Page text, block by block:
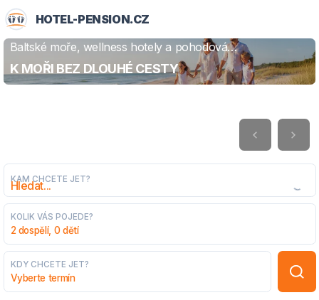
HOTEL-PENSION.CZ
Baltské moře, wellness hotely a pohodová
dovolená
K MOŘI BEZ DLOUHÉ CESTY
ZJISTIT VÍCE
KAM CHCETE JET?
KOLIK VÁS POJEDE?
2 dospělí, 0 dětí
KDY CHCETE JET?
Vyberte termín